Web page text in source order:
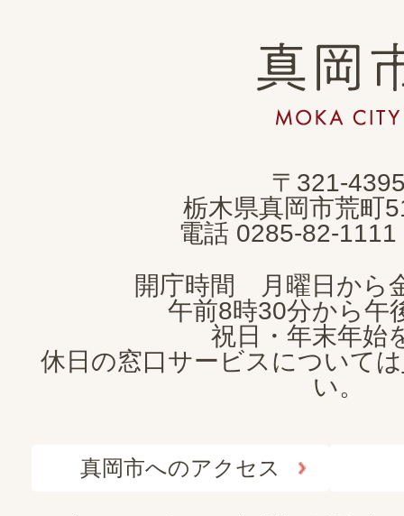
真
岡
市
CITY
〒321-
栃木県真岡市荒町
電話 0285-82-1111
開庁時間 月曜日から
午前8時30分から午
祝日・年末年始
休日の窓口サービスについては
い。
真岡市へのアクセス